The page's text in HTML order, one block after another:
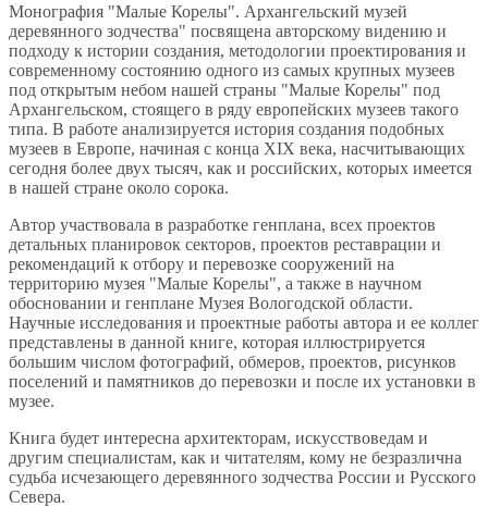
Монография "Малые Корелы". Архангельский музей
деревянного зодчества" посвящена авторскому видению и
подходу к истории создания, методологии проектирования и
современному состоянию одного из самых крупных музеев
под открытым небом нашей страны "Малые Корелы" под
Архангельском, стоящего в ряду европейских музеев такого
типа. В работе анализируется история создания подобных
музеев в Европе, начиная с конца XIX века, насчитывающих
сегодня более двух тысяч, как и российских, которых имеется
в нашей стране около сорока.
Автор участвовала в разработке генплана, всех проектов
детальных планировок секторов, проектов реставрации и
рекомендаций к отбору и перевозке сооружений на
территорию музея "Малые Корелы", а также в научном
обосновании и генплане Музея Вологодской области.
Научные исследования и проектные работы автора и ее коллег
представлены в данной книге, которая иллюстрируется
большим числом фотографий, обмеров, проектов, рисунков
поселений и памятников до перевозки и после их установки в
музее.
Книга будет интересна архитекторам, искусствоведам и
другим специалистам, как и читателям, кому не безразлична
судьба исчезающего деревянного зодчества России и Русского
Севера.